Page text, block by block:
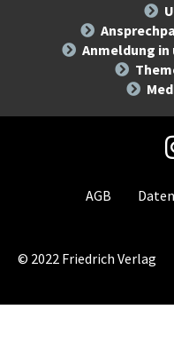
Anmeldung
AGB
© 2022 Friedrich Verlag